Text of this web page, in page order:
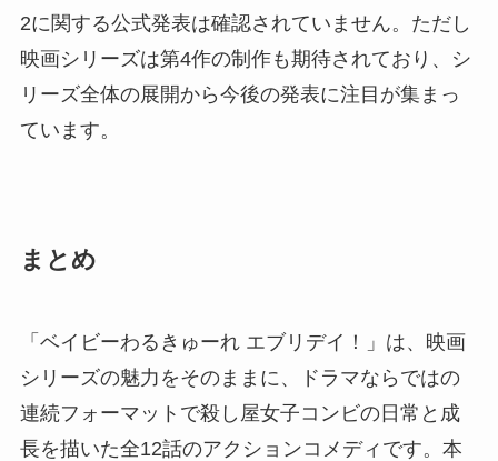
2に関する公式発表は確認されていません。ただし
映画シリーズは第4作の制作も期待されており、シ
リーズ全体の展開から今後の発表に注目が集まっ
ています。
まとめ
「ベイビーわるきゅーれ エブリデイ！」は、映画
シリーズの魅力をそのままに、ドラマならではの
連続フォーマットで殺し屋女子コンビの日常と成
長を描いた全12話のアクションコメディです。本